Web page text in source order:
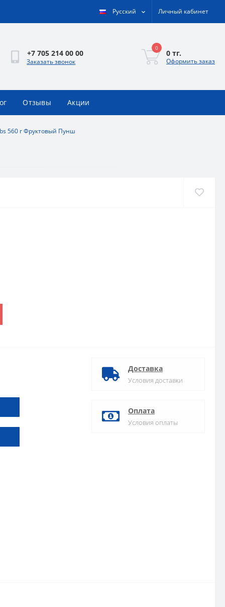
Русский Личный кабинет
+7 705 214 00 00
Заказать звонок
0
0 тг.
Оформить заказ
Отзывы Акции
560 г Фруктовый Пунш
Доставка
Условия доставки
Оплата
Условия оплаты